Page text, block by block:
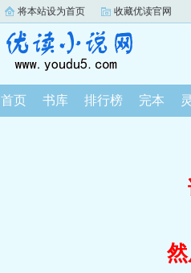
将本站设为首页 收藏优读官网
首页 书库 排行榜 完本